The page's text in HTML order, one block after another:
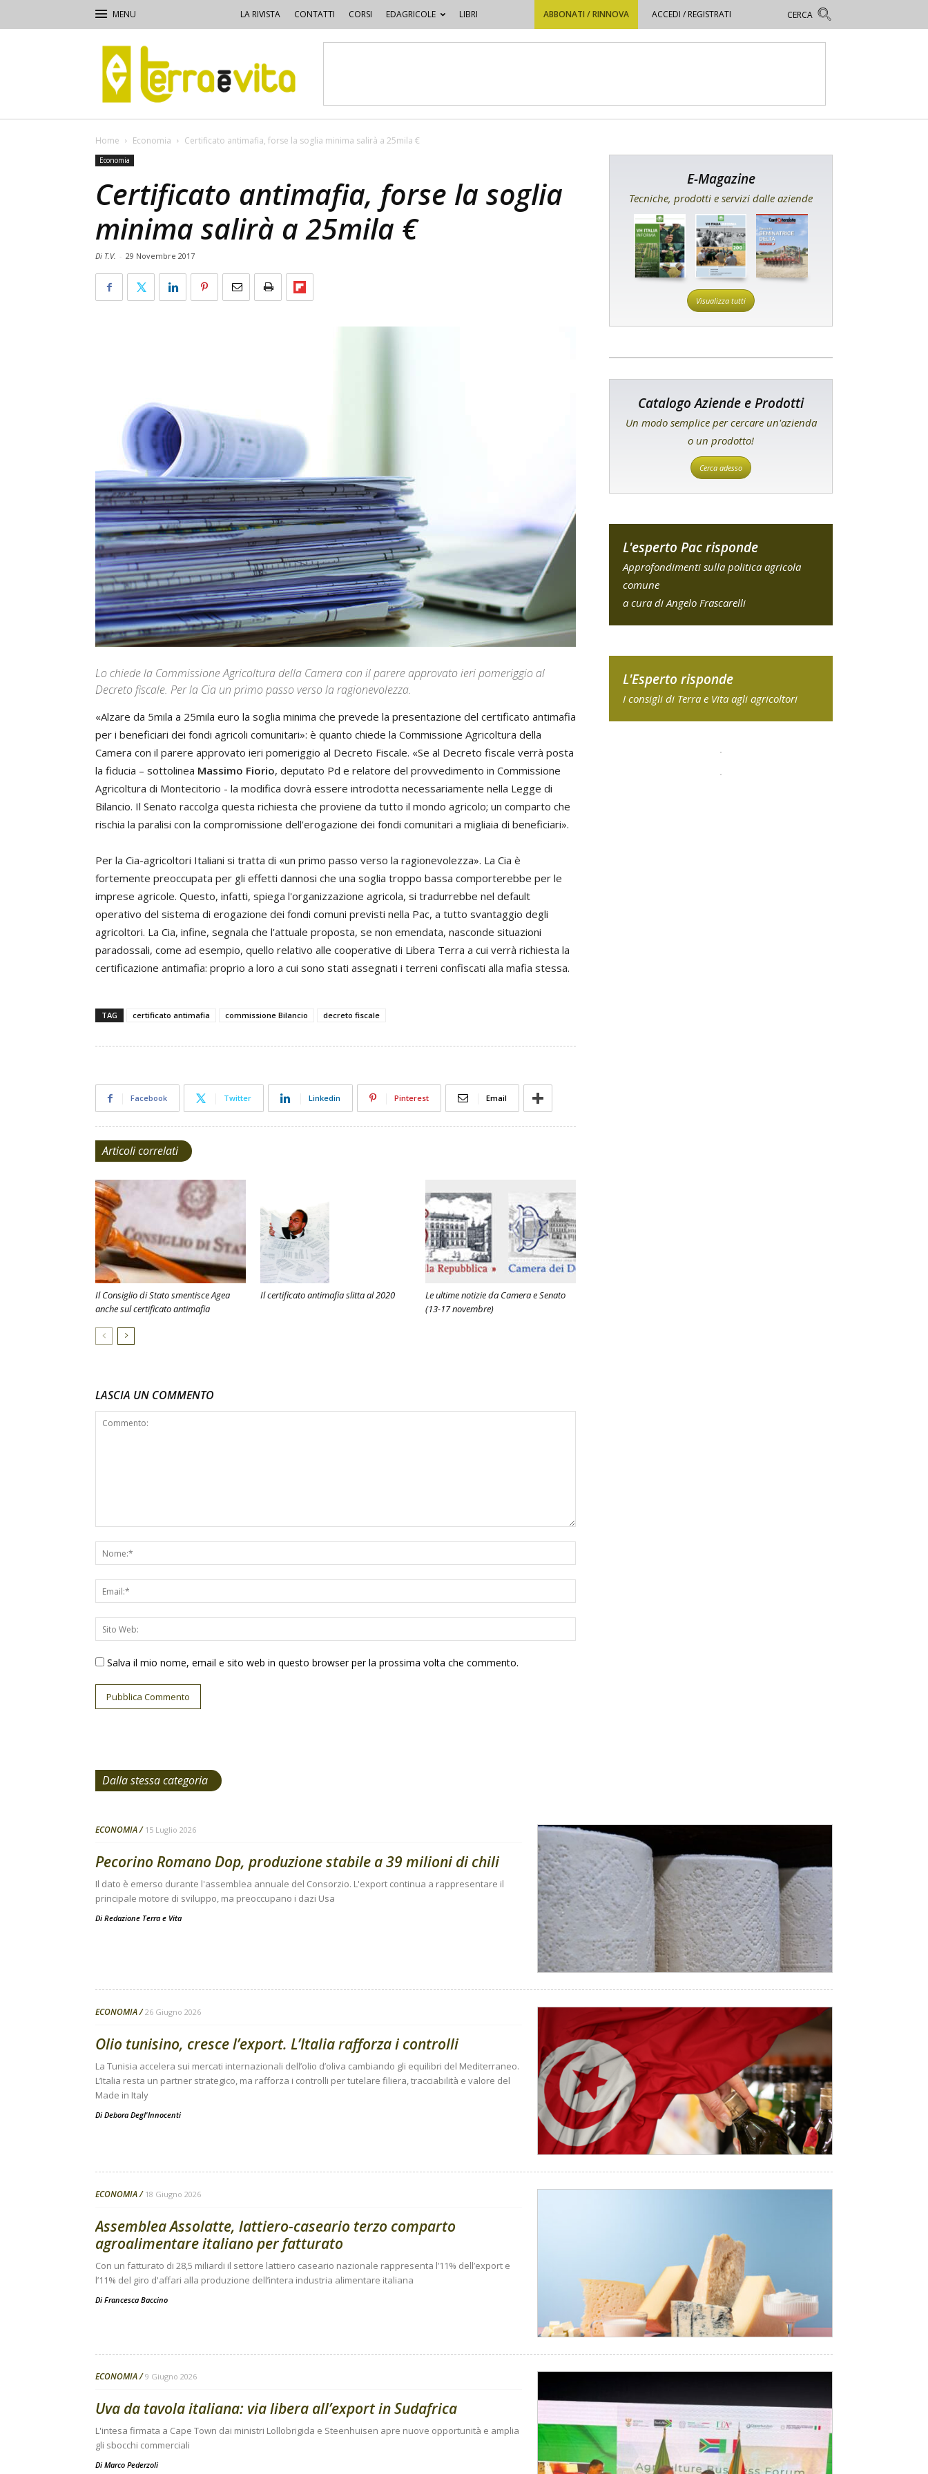
LA RIVISTA CONTATTI CORSI EDAGRICOLE LIBRI ABBONATI / RINNOVA ACCEDI / REGISTRATI
Terra
e
Vita
Home Economia Certificato antimafia, forse la soglia minima salirà a 25mila €
Economia
Certificato antimafia, forse la soglia
minima salirà a 25mila €
Di T.V. - 29 Novembre 2017
Lo chiede la Commissione Agricoltura della Camera con il parere approvato ieri pomeriggio al
Decreto fiscale. Per la Cia un primo passo verso la ragionevolezza.
«Alzare da 5mila a 25mila euro la soglia minima che prevede la presentazione del certificato antimafia
per i beneficiari dei fondi agricoli comunitari»: è quanto chiede la Commissione Agricoltura della
Camera con il parere approvato ieri pomeriggio al Decreto Fiscale. «Se al Decreto fiscale verrà posta
la fiducia – sottolinea Massimo Fiorio, deputato Pd e relatore del provvedimento in Commissione
Agricoltura di Montecitorio - la modifica dovrà essere introdotta necessariamente nella Legge di
Bilancio. Il Senato raccolga questa richiesta che proviene da tutto il mondo agricolo; un comparto che
rischia la paralisi con la compromissione dell'erogazione dei fondi comunitari a migliaia di beneficiari».
Per la Cia-agricoltori Italiani si tratta di «un primo passo verso la ragionevolezza». La Cia è
fortemente preoccupata per gli effetti dannosi che una soglia troppo bassa comporterebbe per le
imprese agricole. Questo, infatti, spiega l'organizzazione agricola, si tradurrebbe nel default
operativo del sistema di erogazione dei fondi comuni previsti nella Pac, a tutto svantaggio degli
agricoltori. La Cia, infine, segnala che l'attuale proposta, se non emendata, nasconde situazioni
paradossali, come ad esempio, quello relativo alle cooperative di Libera Terra a cui verrà richiesta la
certificazione antimafia: proprio a loro a cui sono stati assegnati i terreni confiscati alla mafia stessa.
TAG certificato antimafia commissione Bilancio decreto fiscale
Facebook Twitter Linkedin Pinterest Email
Articoli correlati
Il Consiglio di Stato smentisce Agea
anche sul certificato antimafia
Il certificato antimafia slitta al 2020
Le ultime notizie da Camera e Senato
(13-17 novembre)
LASCIA UN COMMENTO
Salva il mio nome, email e sito web in questo browser per la prossima volta che commento.
E-Magazine
Tecniche, prodotti e servizi dalle aziende
Visualizza tutti
Catalogo Aziende e Prodotti
Un modo semplice per cercare un'azienda
o un prodotto!
Cerca adesso
L'esperto Pac risponde
Approfondimenti sulla politica agricola
comune
a cura di Angelo Frascarelli
L'Esperto risponde
I consigli di Terra e Vita agli agricoltori
Dalla stessa categoria
ECONOMIA 15 Luglio 2026
Pecorino Romano Dop, produzione stabile a 39 milioni di chili
Il dato è emerso durante l'assemblea annuale del Consorzio. L'export continua a rappresentare il
principale motore di sviluppo, ma preoccupano i dazi Usa
Di Redazione Terra e Vita
ECONOMIA 26 Giugno 2026
Olio tunisino, cresce l’export. L’Italia rafforza i controlli
La Tunisia accelera sui mercati internazionali dell’olio d’oliva cambiando gli equilibri del Mediterraneo.
L’Italia resta un partner strategico, ma rafforza i controlli per tutelare filiera, tracciabilità e valore del
Made in Italy
Di Debora Degl'Innocenti
ECONOMIA 18 Giugno 2026
Assemblea Assolatte, lattiero-caseario terzo comparto
agroalimentare italiano per fatturato
Con un fatturato di 28,5 miliardi il settore lattiero caseario nazionale rappresenta l’11% dell’export e
l’11% del giro d'affari alla produzione dell’intera industria alimentare italiana
Di Francesca Baccino
ECONOMIA 9 Giugno 2026
Uva da tavola italiana: via libera all’export in Sudafrica
L'intesa firmata a Cape Town dai ministri Lollobrigida e Steenhuisen apre nuove opportunità e amplia
gli sbocchi commerciali
Di Marco Pederzoli